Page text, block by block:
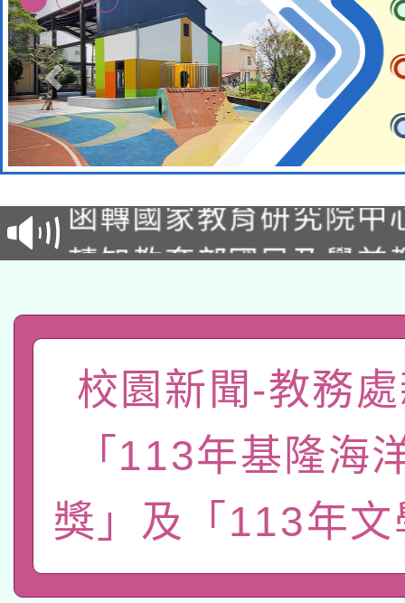
轉知教育部國民及學前
國立臺灣師範大學辦理
年度健康促進學校輔導
業成長研習」實施計畫
函轉國家教育研究院中
原住民族教育政策研討
轉知教育部國民及學前
師專業成長研習實施計
方素養工作坊新北場」
族語言臺北學習中心
「族語學習班」招生簡
轉知有關國立成功大學
文教學共融平台-教案
件」活動簡章
教育部國民及學前教
年度COVID-19疫苗接
接種對象擴大為「滿6
接種之民眾」措施，延
本市兒童口腔健康促進
宣導素材2份，請協助
管道加強宣導
有關銓敘部建置「公務
得重審後實發金額試算
機關學校轉知所屬退休
「115年度教育部國民
辦理性別平等教育建置
衛生局辦理之「115年
校園新聞-教務
「113年基隆海
獎」及「113年